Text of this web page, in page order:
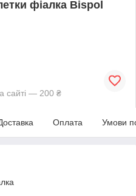
фіалка Bispol
сайті — 200 ₴
Оплата Умови